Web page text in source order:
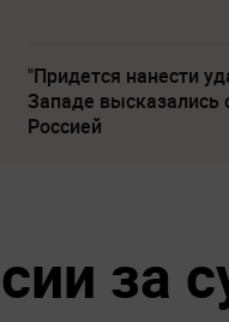
"Придется нанести
Западе высказались
Россией
за